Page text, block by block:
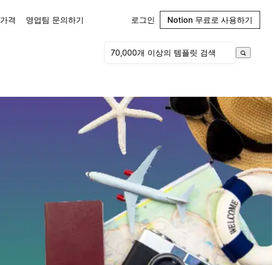
가격 영업팀 문의하기 로그인 Notion 무료로 사용하기